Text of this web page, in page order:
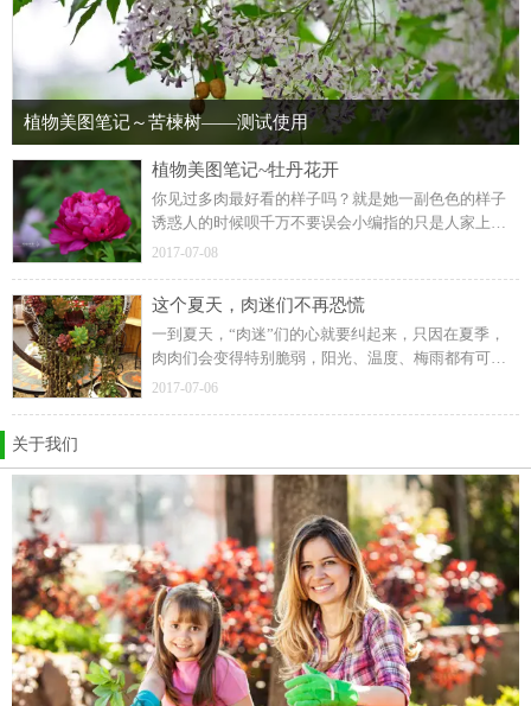
植物美图笔记～苦楝树——测试使用
植物美图笔记~牡丹花开
你见过多肉最好看的样子吗？就是她一副色色的样子
诱惑人的时候呗千万不要误会小编指的只是人家上色
的时候啦比如，这样▼努力吸取阳光好看成了别人家
色褪去休眠期那一...
2017-07-08
这个夏天，肉迷们不再恐慌
一到夏天，“肉迷”们的心就要纠起来，只因在夏季，
肉肉们会变得特别脆弱，阳光、温度、梅雨都有可能
夺走它们的生命。仿佛从李逵变身林黛玉的肉肉们，
夏季生长，不同属性的多肉有不同的个性，休眠程度
和强健状况也不一样，因此需要不同的呵护方式。春
秋型、冬型种（夏季基本不长）景天属 （黄丽、虹之
玉、铭月、乙女心、薄雪万年草、千佛手等）水分管
理：基本露天度夏无压力的品种，以虹
2017-07-06
关于我们